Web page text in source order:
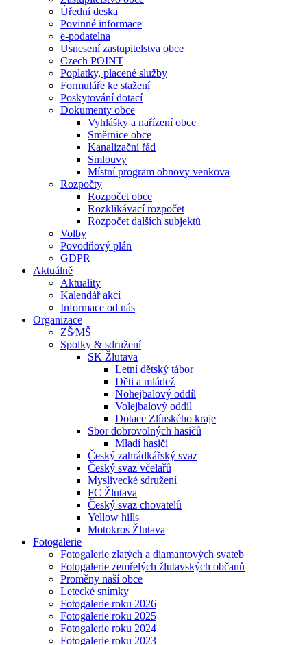
Úřední deska
Povinné informace
e-podatelna
Usnesení zastupitelstva obce
Czech POINT
Poplatky, placené služby
Formuláře ke stažení
Poskytování dotací
Dokumenty obce
Vyhlášky a nařízení obce
Směrnice obce
Kanalizační řád
Smlouvy
Místní program obnovy venkova
Rozpočty
Rozpočet obce
Rozklikávací rozpočet
Rozpočet dalších subjektů
Volby
Povodňový plán
GDPR
Aktuálně
Aktuality
Kalendář akcí
Informace od nás
Organizace
ZŠ⁄MŠ
Spolky & sdružení
SK Žlutava
Letní dětský tábor
Děti a mládež
Nohejbalový oddíl
Volejbalový oddíl
Dotace Zlínského kraje
Sbor dobrovolných hasičů
Mladí hasiči
Český zahrádkářský svaz
Český svaz včelařů
Myslivecké sdružení
FC Žlutava
Český svaz chovatelů
Yellow hills
Motokros Žlutava
Fotogalerie
Fotogalerie zlatých a diamantových svateb
Fotogalerie zemřelých žlutavských občanů
Proměny naší obce
Letecké snímky
Fotogalerie roku 2026
Fotogalerie roku 2025
Fotogalerie roku 2024
Fotogalerie roku 2023